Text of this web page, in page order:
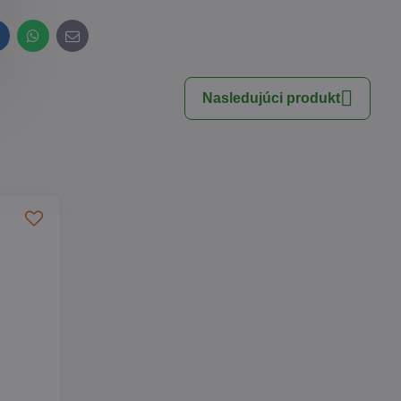
WhatsApp
E-
mail
Nasledujúci produkt